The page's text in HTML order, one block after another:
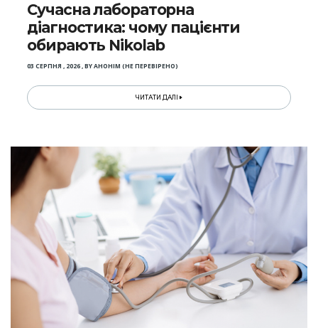
Сучасна лабораторна
діагностика: чому пацієнти
обирають Nikolab
03 СЕРПНЯ , 2026,BYАНОНІМ (НЕ ПЕРЕВІРЕНО)
ЧИТАТИ ДАЛІ